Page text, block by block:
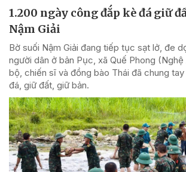
1.200 ngày công đắp kè đá giữ
Nậm Giải
Bờ suối Nậm Giải đang tiếp tục sạt lở, đe
người dân ở bản Pục, xã Quế Phong
bộ, chiến sĩ và đồng bào Thái đã chung
đá, giữ đất, giữ bản.